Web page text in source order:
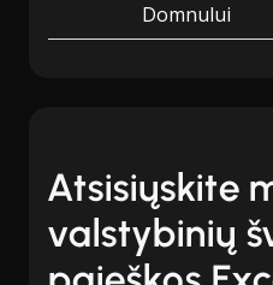
Domnului
Atsisiųskite
valstybinių